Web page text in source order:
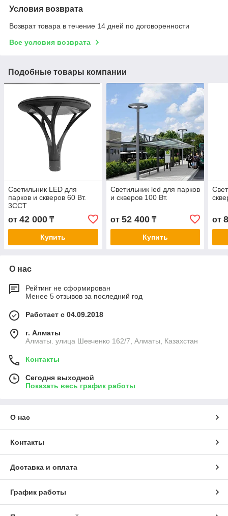
Условия возврата
Возврат товара в течение 14 дней по договоренности
Все условия возврата
Подобные товары компании
Светильник LED для
парков и скверов 60 Вт.
3CCT
от 42 000 ₸
Купить
Светильник led для парков
и скверов 100 Вт.
от 52 400₸
Купить
от
О нас
Рейтинг не сформирован
Менее 5 отзывов за последний год
Работает с 04.09.2018
г. Алматы
Алматы. улица Шевченко 162/7, Алматы, Казахстан
Контакты
Сегодня выходной
Показать весь график работы
О нас
Контакты
Доставка и оплата
График работы